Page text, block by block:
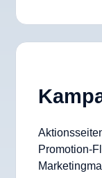
Promotion-